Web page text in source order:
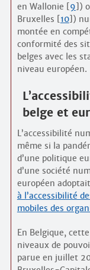
en Wallonie [9])
Bruxelles [10])
montée en
conformité des
belges avec les
niveau européen.
belge et
L’accessibilité
même si la
d’une politique
d’une société
européen
à l’accessibilité
mobiles des
En Belgique,
niveaux de
parue en juillet